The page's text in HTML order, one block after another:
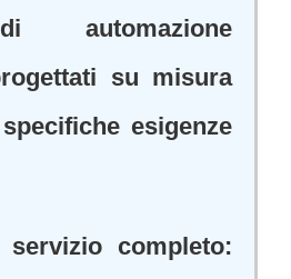
automazione
su misura
esigenze
completo: